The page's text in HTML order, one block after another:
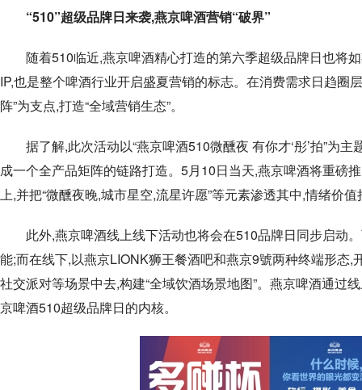
“510”超级品牌日来袭,燕京啤酒营销“破界”
随着510临近,燕京啤酒精心打造的第六季超级品牌日也将
IP,也是整个啤酒行业开启盛夏营销的标志。在消费需求日趋圈
阵”为支点,打造“全域营销生态”。
据了解,此次活动以“燕京啤酒510微醺夜 有你才‘彤’拍”为
成一个全产品矩阵的链路打造。5月10日当天,燕京啤酒将重磅
上,并把“微醺夜晚,城市星空,流星许愿”等元素渗透其中,情绪价值
此外,燕京啤酒线上线下活动也将会在510品牌日同步启动
能;而在线下,以燕京LIONK狮王餐酒吧和燕京9號两种终端形态
社交派对等场景中去,构建“全域饮酒场景地图”。燕京啤酒通过
京啤酒510超级品牌日的内核。